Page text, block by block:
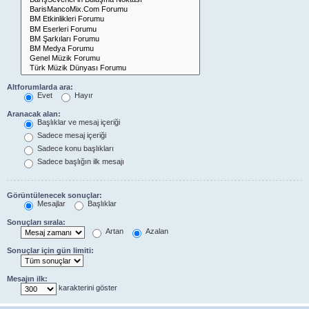
Altforumlarda ara:
Evet
Hayır
Aranacak alan:
Başlıklar ve mesaj içeriği
Sadece mesaj içeriği
Sadece konu başlıkları
Sadece başlığın ilk mesajı
Görüntülenecek sonuçlar:
Mesajlar
Başlıklar
Sonuçları sırala:
Artan
Azalan
Sonuçlar için gün limiti:
Mesajın ilk:
karakterini göster